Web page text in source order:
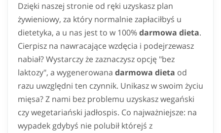
Dzięki naszej stronie od ręki uzyskasz plan
żywieniowy, za który normalnie zapłaciłbyś u
dietetyka, a u nas jest to w 100%darmowa dieta.
Cierpisz na nawracające wzdęcia i podejrzewasz
nabiał? Wystarczy że zaznaczysz opcję "bez
laktozy", a wygenerowana darmowa dieta od
razu uwzględni ten czynnik. Unikasz w swoim życiu
mięsa? Z nami bez problemu uzyskasz wegański
czy wegetariański jadłospis. Co najważniejsze: na
wypadek gdybyś nie polubił którejś z